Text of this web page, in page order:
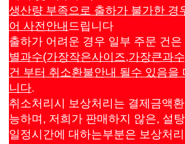
생산량 부족으로 출하가 불가한 경
어 사전안내 드립니다
출하가 어려운 경우 일부 주문 건은
별과수(가장작은사이즈,가장큰과
건 부터 취소환불안내 될수 있음을
니다.
취소처리시 보상처리는 결제금액
능하며, 저희가 판매하지 않은, 설
일정시간에 대하는부분은 보상처